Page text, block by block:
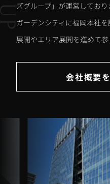
ズグループ」が運営してお
ガーデンシティに福岡本社
展開やエリア展開を進めて参
会社概要